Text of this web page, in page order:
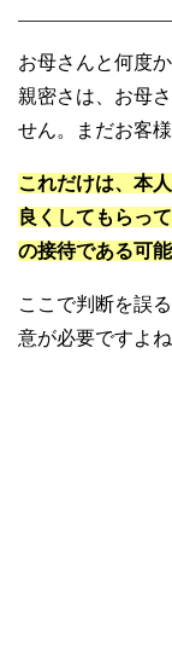
お母さんと何度
親密さは、お母
せん。まだお客
これだけは、本
良くしてもらっ
の接待である可
ここで判断を誤
意が必要ですよね